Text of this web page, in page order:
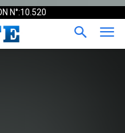
N°:10.520